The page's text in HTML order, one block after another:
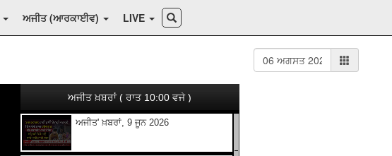
ਅਜੀਤ (ਆਰਕਾਈਵ) LIVE
ਅਜੀਤ' ਖ਼ਬਰਾਂ, 9 ਜੂਨ 2026
ਅਜੀਤ ਖ਼ਬਰਾਂ ( ਰਾਤ 10:00 ਵਜੇ )